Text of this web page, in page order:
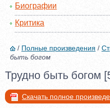
Биографии
Критика
/ Полные произведения /
быть богом
Трудно быть богом
Скачать полное